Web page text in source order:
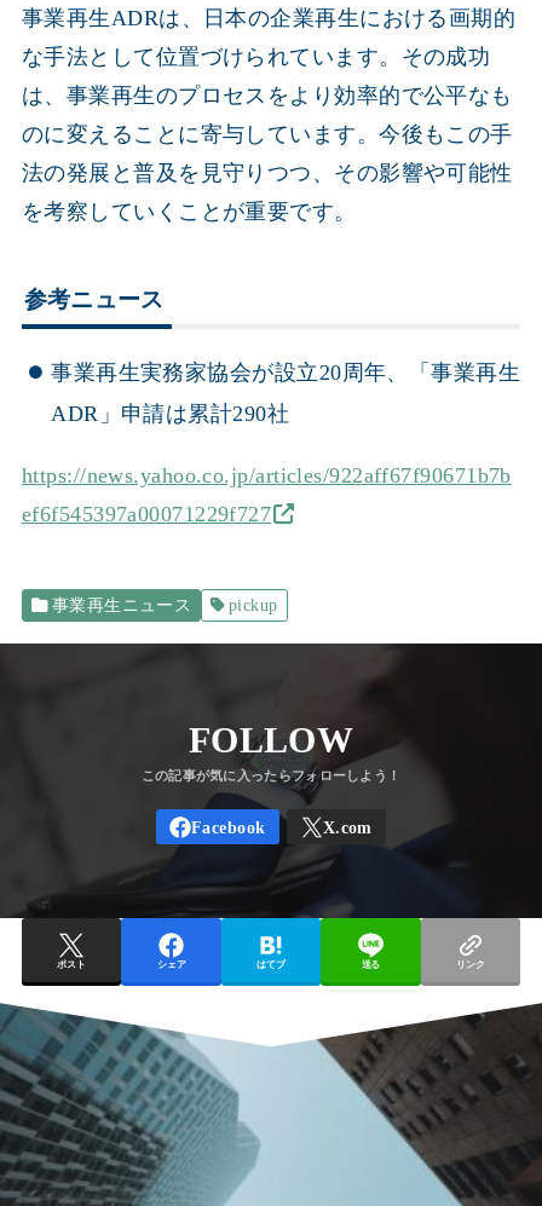
事業再生ADRは、日本の企業再生における画期的
な手法として位置づけられています。その成功
は、事業再生のプロセスをより効率的で公平なも
のに変えることに寄与しています。今後もこの手
法の発展と普及を見守りつつ、その影響や可能性
を考察していくことが重要です。
参考ニュース
事業再生実務家協会が設立20周年、「事業再生
ADR」申請は累計290社
https://news.yahoo.co.jp/articles/922aff67f90671b7b
ef6f545397a00071229f727
事業再生ニュース pickup
FOLLOW
ポスト シェア はてブ 送る リンク